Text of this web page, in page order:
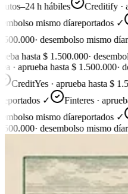
h hábiles
Creditify ·
mismo díareportados ✓
·desembolso mismo día
hasta $ 1.500.000·
· aprueba hasta $ 1.500.000·
CreditYes · aprueba hasta $
✓
Finteres ·
mismo díareportados ✓
·desembolso mismo día